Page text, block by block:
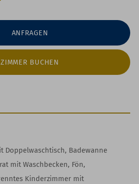
ANFRAGEN
ZIMMER BUCHEN
Doppelwaschtisch, Badewanne
mit Waschbecken, Fön,
Kinderzimmer mit